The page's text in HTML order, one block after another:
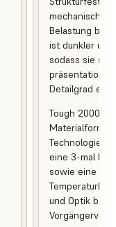
mechanischer
Belastung bei.
ist dunkler
sodass sie
Detailgrad
Tough 2000
Technologie
eine 3-mal
sowie eine
und Optik